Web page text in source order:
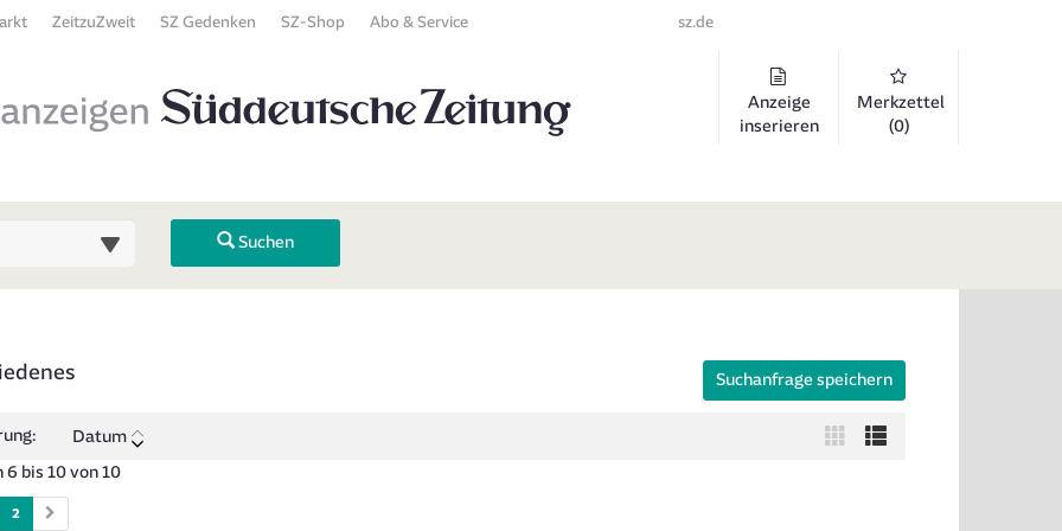
ZeitzuZweit SZ Gedenken SZ-Shop Abo & Service sz.de
Anzeige
inserieren
Merkzettel
(0)
Suchen
zurück). Drücken Sie die Eingabetaste, um Unterkategorien ein- oder auszuklappen und Links zu öffnen. Mit Pfeil rechts klappen Sie
Suchanfrage speichern
Datum
6 bis 10 von 10
2